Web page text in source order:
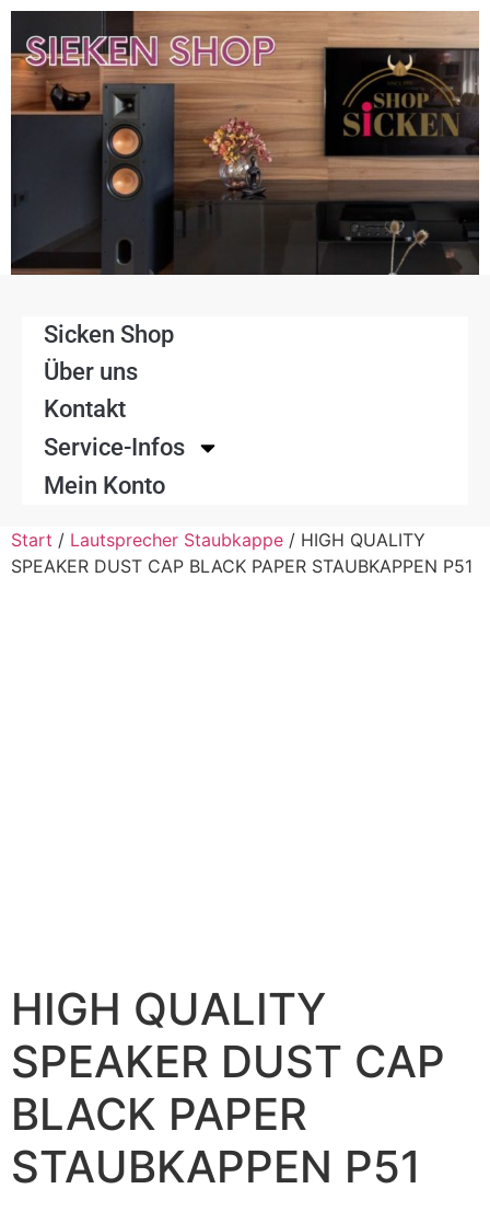
Sicken Shop
Über uns
Kontakt
Service-Infos
Mein Konto
Start / Lautsprecher Staubkappe / HIGH QUALITY
SPEAKER DUST CAP BLACK PAPER STAUBKAPPEN P51
HIGH QUALITY
SPEAKER DUST CAP
BLACK PAPER
STAUBKAPPEN P51